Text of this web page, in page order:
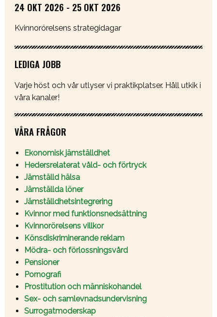
24 OKT 2026 - 25 OKT 2026
Kvinnorörelsens strategidagar
LEDIGA JOBB
Varje höst och vår utlyser vi praktikplatser. Håll utkik i
våra kanaler!
VÅRA FRÅGOR
Ekonomisk jämställdhet
Hedersrelaterat våld- och förtryck
Jämställd hälsa
Jämställda löner
Jämställdhetsintegrering
Kvinnor med funktionsnedsättning
Kvinnorörelsens villkor
Könsdiskriminerande reklam
Mödra- och förlossningsvård
Pensioner
Pornografi
Prostitution och människohandel
Sex- och samlevnadsundervisning
Surrogatmoderskap